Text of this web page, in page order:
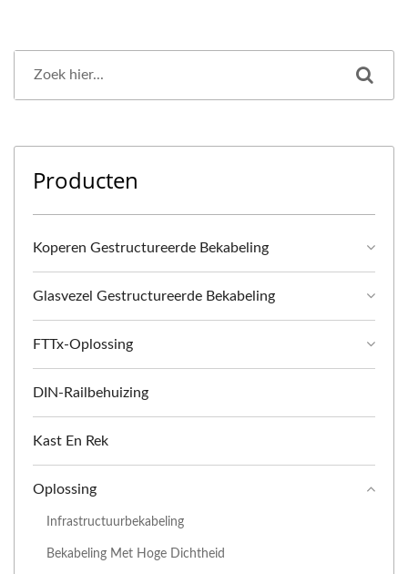
Producten
Koperen Gestructureerde Bekabeling
Glasvezel Gestructureerde Bekabeling
FTTx-Oplossing
DIN-Railbehuizing
Kast En Rek
Oplossing
Infrastructuurbekabeling
Bekabeling Met Hoge Dichtheid